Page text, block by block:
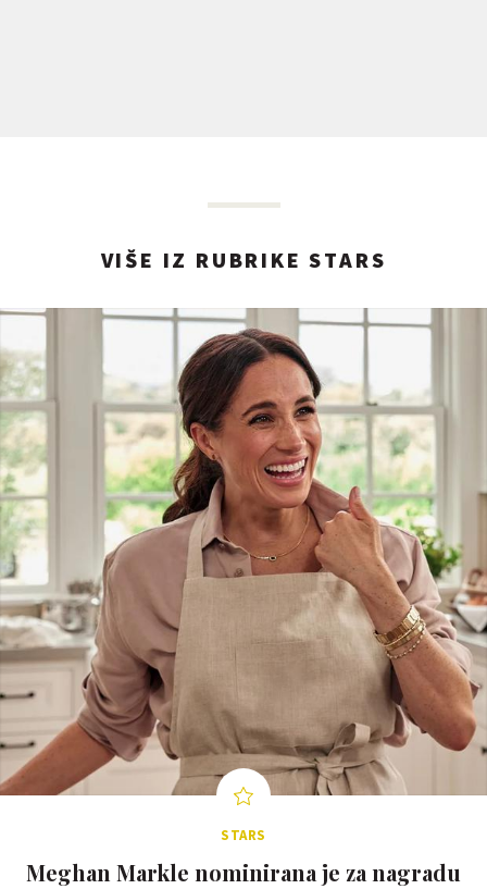
VIŠE IZ RUBRIKE STARS
STARS
Meghan Markle nominirana je za nagradu